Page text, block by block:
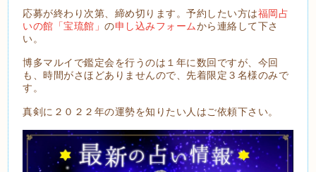
応募が終わり次第、締め切ります。予約したい方は福岡占
いの館「宝琉館」の申し込みフォームから連絡して下さ
い。
博多マルイで鑑定会を行うのは１年に数回ですが、今回
も、時間がさほどありませんので、先着限定３名様のみで
す。
真剣に２０２２年の運勢を知りたい人はご依頼下さい。